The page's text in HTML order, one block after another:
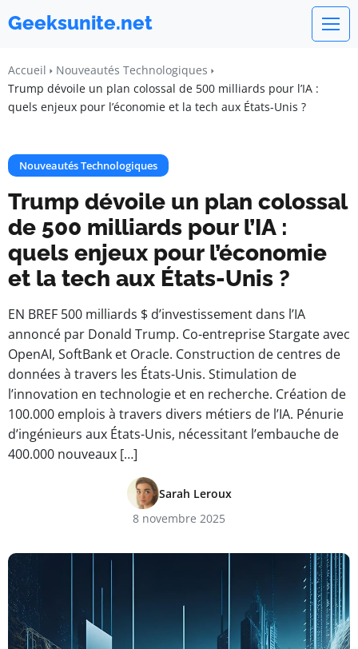
Geeksunite.net
Accueil
Nouveautés Technologiques
Trump dévoile un plan colossal de 500 milliards pour l’IA :
quels enjeux pour l’économie et la tech aux États-Unis ?
Nouveautés Technologiques
Trump dévoile un plan colossal
de 500 milliards pour l’IA :
quels enjeux pour l’économie
et la tech aux États-Unis ?
EN BREF 500 milliards $ d’investissement dans l’IA
annoncé par Donald Trump. Co-entreprise Stargate avec
OpenAI, SoftBank et Oracle. Construction de centres de
données à travers les États-Unis. Stimulation de
l’innovation en technologie et en recherche. Création de
100.000 emplois à travers divers métiers de l’IA. Pénurie
d’ingénieurs aux États-Unis, nécessitant l’embauche de
400.000 nouveaux […]
Sarah Leroux
8 novembre 2025